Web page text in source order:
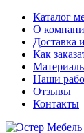
Каталог
О
Доставка
Как
Наши
Отзывы
Контакты